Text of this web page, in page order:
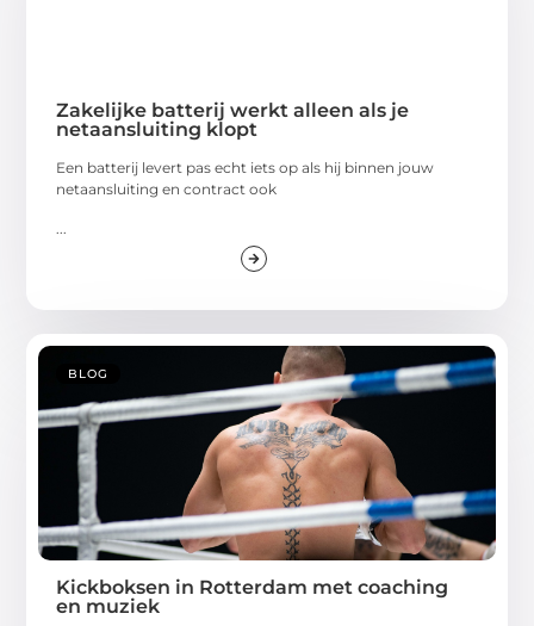
Zakelijke batterij werkt alleen als je
netaansluiting klopt
Een batterij levert pas echt iets op als hij binnen jouw
netaansluiting en contract ook
BLOG
Kickboksen in Rotterdam met coaching
en muziek